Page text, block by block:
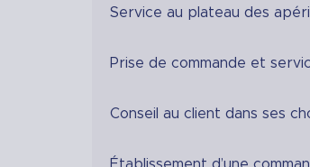
Service au plateau des
Prise de commande et
Conseil au client dans ses